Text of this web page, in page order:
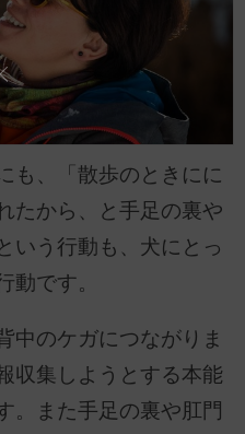
も、「散歩のときにに
たから、と手足の裏や
いう行動も、犬にとっ
動です。
中のケガにつながりま
収集しようとする本能
。また手足の裏や肛門